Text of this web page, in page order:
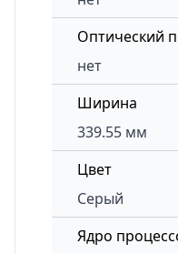
Оптический
нет
Ширина
339.55 мм
Цвет
Серый
Ядро